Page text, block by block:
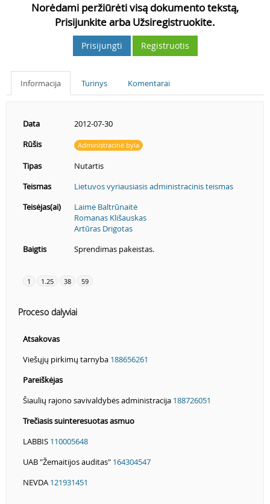
Norėdami peržiūrėti visą dokumento tekstą,
Prisijunkite arba Užsiregistruokite.
Prisijungti Registruotis
Informacija Turinys Komentarai
Data
2012-07-30
Rūšis
Administracinė byla
Tipas
Nutartis
Teismas
Lietuvos vyriausiasis administracinis teismas
Teisėjas(ai)
Laimė Baltrūnaitė
Romanas Klišauskas
Artūras Drigotas
Baigtis
Sprendimas pakeistas.
1 1.25 38 59
Proceso dalyviai
Atsakovas
Viešųjų pirkimų tarnyba 188656261
Pareiškėjas
Šiaulių rajono savivaldybės administracija 188726051
Trečiasis suinteresuotas asmuo
LABBIS 110005648
UAB "Žemaitijos auditas" 164304547
NEVDA 121931451